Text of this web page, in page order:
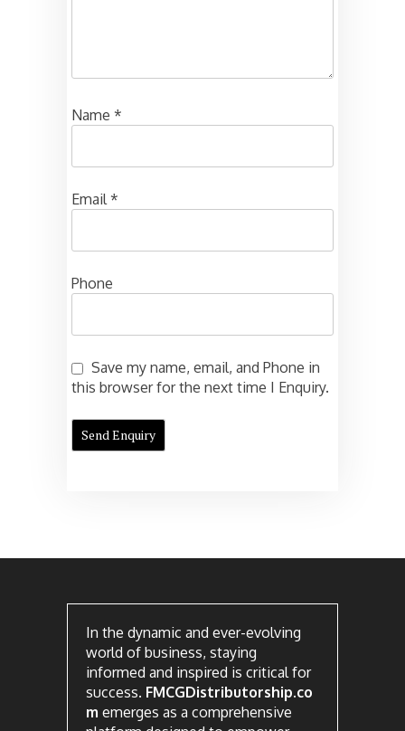
Name *
Email*
Phone
Save my name, email, and Phone in
this browser for the next time I Enquiry.
In the dynamic and ever-evolving
world of business, staying
informed and inspired is critical for
success. FMCGDistributorship.co
m emerges as a comprehensive